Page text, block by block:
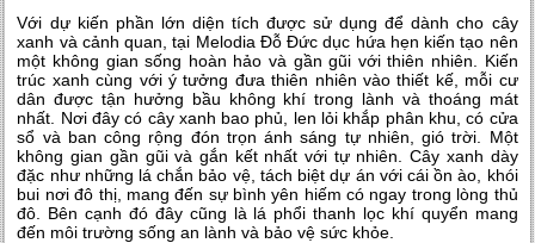
Với dự kiến phần lớn diện tích được sử dụng để dành cho cây
xanh và cảnh quan, tại Melodia Đỗ Đức dục hứa hẹn kiến tạo nên
một không gian sống hoàn hảo và gần gũi với thiên nhiên. Kiến
trúc xanh cùng với ý tưởng đưa thiên nhiên vào thiết kế, mỗi cư
dân được tận hưởng bầu không khí trong lành và thoáng mát
nhất. Nơi đây có cây xanh bao phủ, len lỏi khắp phân khu, có cửa
sổ và ban công rộng đón trọn ánh sáng tự nhiên, gió trời. Một
không gian gần gũi và gắn kết nhất với tự nhiên. Cây xanh dày
đặc như những lá chắn bảo vệ, tách biệt dự án với cái ồn ào, khói
bui nơi đô thị, mang đến sự bình yên hiếm có ngay trong lòng thủ
đô. Bên cạnh đó đây cũng là lá phổi thanh lọc khí quyển mang
đến môi trường sống an lành và bảo vệ sức khỏe.